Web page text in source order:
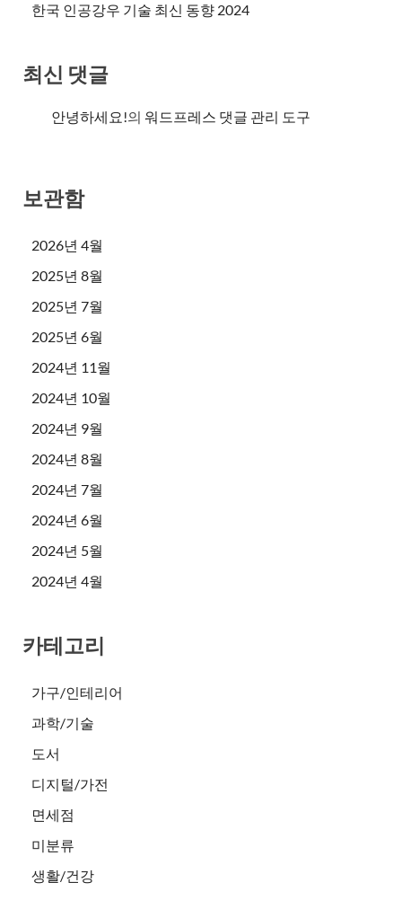
한국 인공강우 기술 최신 동향 2024
최신 댓글
안녕하세요!의 워드프레스 댓글 관리 도구
보관함
2026년 4월
2025년 8월
2025년 7월
2025년 6월
2024년 11월
2024년 10월
2024년 9월
2024년 8월
2024년 7월
2024년 6월
2024년 5월
2024년 4월
카테고리
가구/인테리어
과학/기술
도서
디지털/가전
면세점
미분류
생활/건강